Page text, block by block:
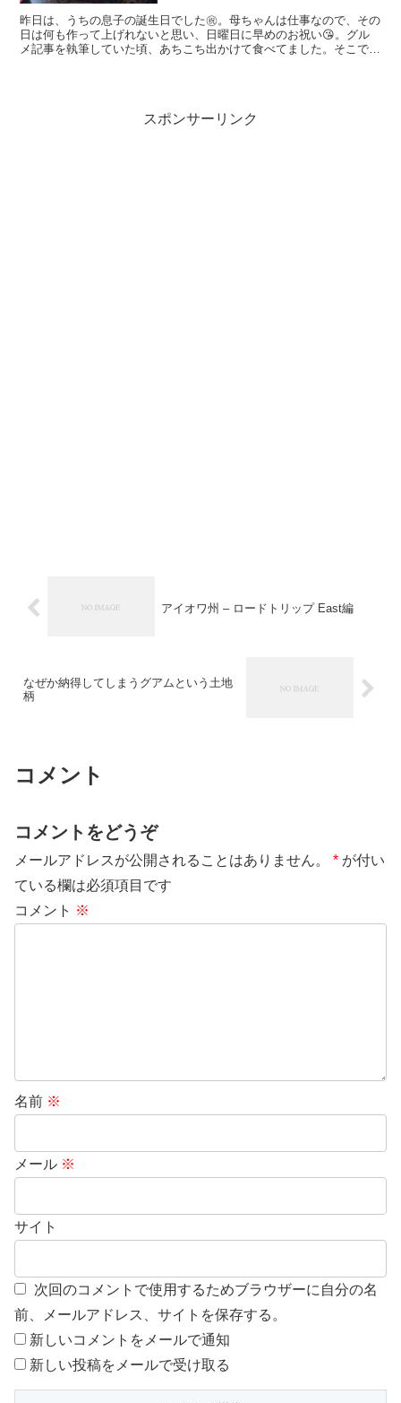
昨日は、うちの息子の誕生日でした㊗️。母ちゃんは仕事なので、その
日は何も作って上げれないと思い、日曜日に早めのお祝い😘。グル
メ記事を執筆していた頃、あちこち出かけて食べてました。そこで息
スポンサーリンク
アイオワ州 – ロードトリップ East編
なぜか納得してしまうグアムという土地
柄
コメント
コメントをどうぞ
メールアドレスが公開されることはありません。 * が付い
ている欄は必須項目です
コメント ※
名前 ※
メール ※
サイト
次回のコメントで使用するためブラウザーに自分の名
前、メールアドレス、サイトを保存する。
新しいコメントをメールで通知
新しい投稿をメールで受け取る